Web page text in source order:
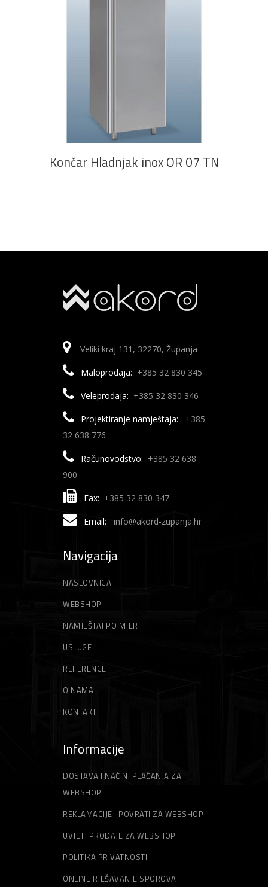
Končar Hladnjak inox OR 07 TN
Veliki kraj 131, 32270, Županja
Maloprodaja: +385 32 830 345
Veleprodaja: +385 32 830 346
Projektiranje namještaja:
+385
32 638 776
Računovodstvo: +385 32 638
900
Fax: +385 32 830 347
Email: info@akord-zupanja.hr
Navigacija
NASLOVNICA
WEBSHOP
NAMJEŠTAJ PO MJERI
USLUGE
REFERENCE
O NAMA
KONTAKT
Informacije
DOSTAVA I NAČINI PLAĆANJA ZA
WEBSHOP
REKLAMACIJE I POVRATI ZA WEBSHOP
UVJETI PRODAJE ZA WEBSHOP
POLITIKA PRIVATNOSTI
ONLINE RJEŠAVANJE SPOROVA